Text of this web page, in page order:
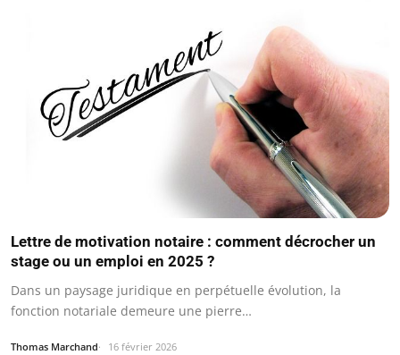
Lettre de motivation notaire : comment décrocher un
stage ou un emploi en 2025 ?
Dans un paysage juridique en perpétuelle évolution, la
fonction notariale demeure une pierre…
Thomas Marchand 16 février 2026